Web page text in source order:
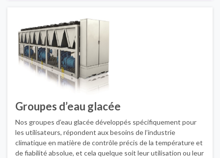
Groupes d’eau glacée
Nos groupes d’eau glacée développés spécifiquement pour
les utilisateurs, répondent aux besoins de l’industrie
climatique en matière de contrôle précis de la température et
de fiabilité absolue, et cela quelque soit leur utilisation ou leur